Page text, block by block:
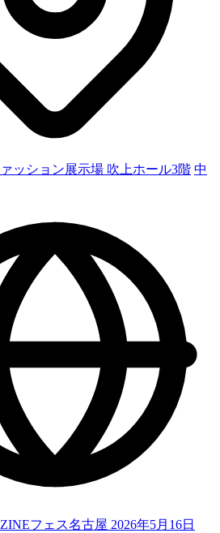
ッション展示場 吹上ホール3階 中
フェス名古屋 2026年5月16日